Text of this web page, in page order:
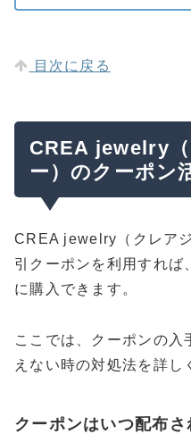
目次に戻る
CREA jewelry
ー）のクーポン
CREA jewelry（クレア
引クーポンを利用すれば
に購入できます。
ここでは、クーポンの入
えない時の対処法を詳し
クーポンはいつ配布さ